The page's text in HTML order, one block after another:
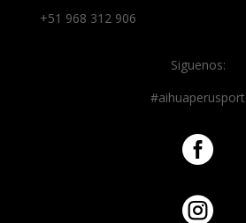
+51 968 312 906
Siguenos:
#aihuaperusport

